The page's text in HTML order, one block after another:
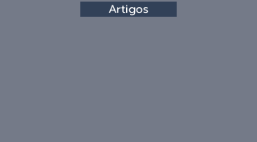
Artigos